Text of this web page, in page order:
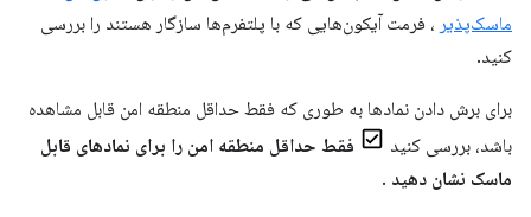
ماسک‌پذیر ، فرمت آیکون‌هایی که با پلتفرم‌ها سازگار هستند را بررسی
کنید.
برای برش دادن نمادها به طوری که فقط حداقل منطقه امن قابل مشاهده
باشد، بررسی کنید
فقط حداقل منطقه امن را برای نمادهای قابل
ماسک نشان دهید .